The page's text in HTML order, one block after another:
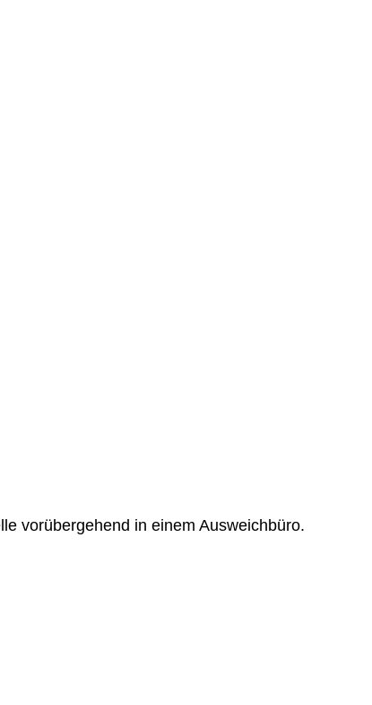
vorübergehend in einem Ausweichbüro.